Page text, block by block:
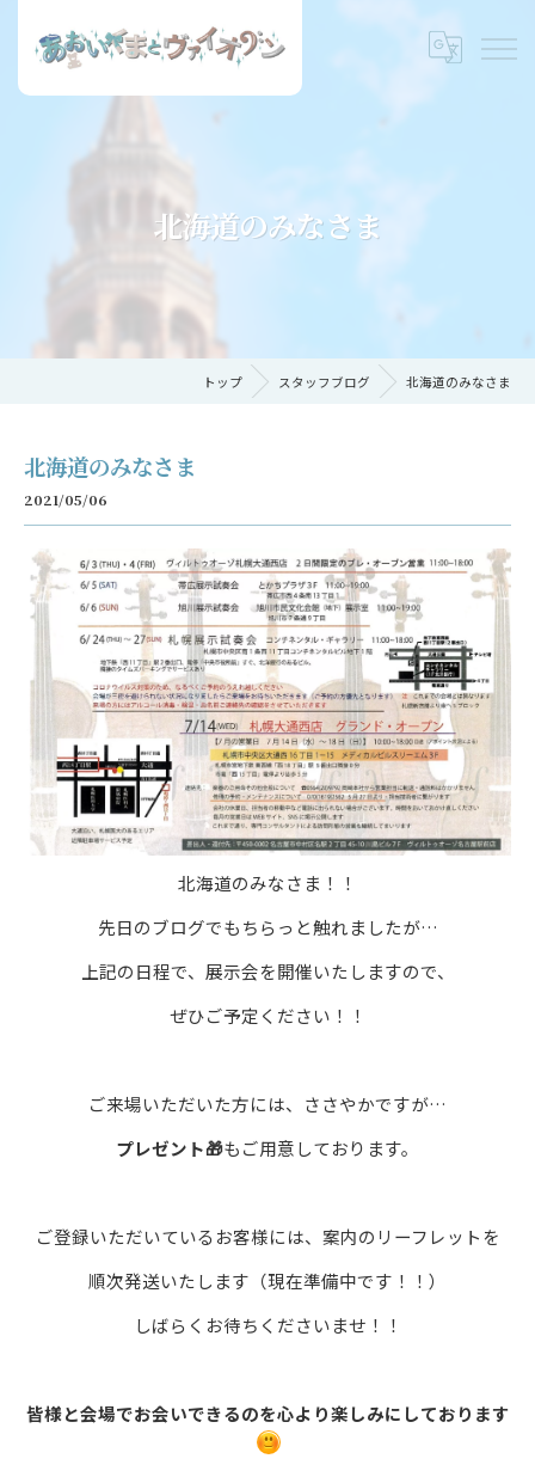
北海道のみなさま
トップ スタッフブログ 北海道のみなさま
北海道のみなさま
2021/05/06
北海道のみなさま！！
先日のブログでもちらっと触れましたが…
上記の日程で、展示会を開催いたしますので、
ぜひご予定ください！！
ご来場いただいた方には、ささやかですが…
プレゼント🎁もご用意しております。
ご登録いただいているお客様には、案内のリーフレットを
順次発送いたします（現在準備中です！！）
しばらくお待ちくださいませ！！
皆様と会場でお会いできるのを心より楽しみにしております